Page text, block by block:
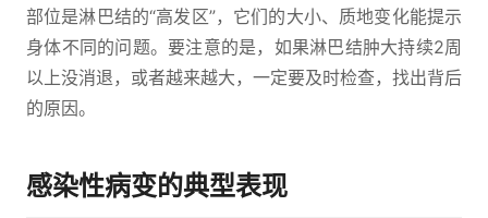
部位是淋巴结的“高发区”，它们的大小、质地变化能提示
身体不同的问题。要注意的是，如果淋巴结肿大持续2周
以上没消退，或者越来越大，一定要及时检查，找出背后
的原因。
感染性病变的典型表现